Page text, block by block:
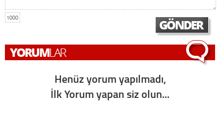
1000
Henüz yorum yapılmadı,
İlk Yorum yapan siz olun...